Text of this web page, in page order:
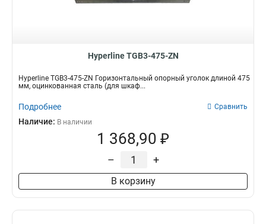
Hyperline TGB3-475-ZN
Hyperline TGB3-475-ZN Горизонтальный опорный уголок длиной 475
мм, оцинкованная сталь (для шкаф...
Подробнее Сравнить
Наличие: В наличии
1 368,90 ₽
– +
В корзину